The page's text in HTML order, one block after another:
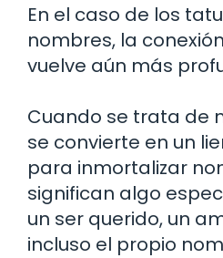
En el caso de los
nombres, la
vuelve aún más
Cuando se trata de
se convierte en un
para inmortalizar
significan algo
un ser querido, un
incluso el propio